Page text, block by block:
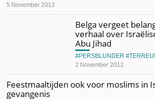
5 November 2012
Belga vergeet
verhaal over
Abu Jihad
2 November 2012
PERSBLUNDER
Feestmaaltijden ook voor moslims in
gevangenis